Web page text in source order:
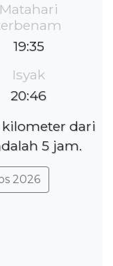
Matahari
19:35
Isyak
20:46
dari
5 jam.
2026